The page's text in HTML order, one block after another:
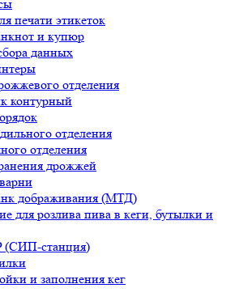
печати этикеток
и купюр
данных
отделения
контурный
отделения
отделения
дрожжей
дображивания (МТД)
для розлива пива в кеги, бутылки и
(СИП-станция)
и заполнения кег